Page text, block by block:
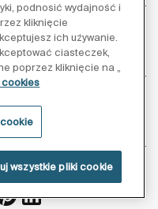
nas:
podnosić wydajność i
kliknięcie
ich używanie.
ciasteczek,
poprzez kliknięcie na „
cookies
wszystkie pliki cookie